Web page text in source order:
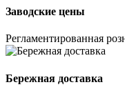
Заводские цены
Регламентированная
Бережная доставка